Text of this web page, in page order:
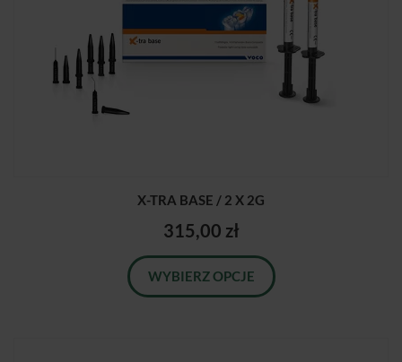
X-TRA BASE / 2 X 2G
315,00 zł
WYBIERZ OPCJE